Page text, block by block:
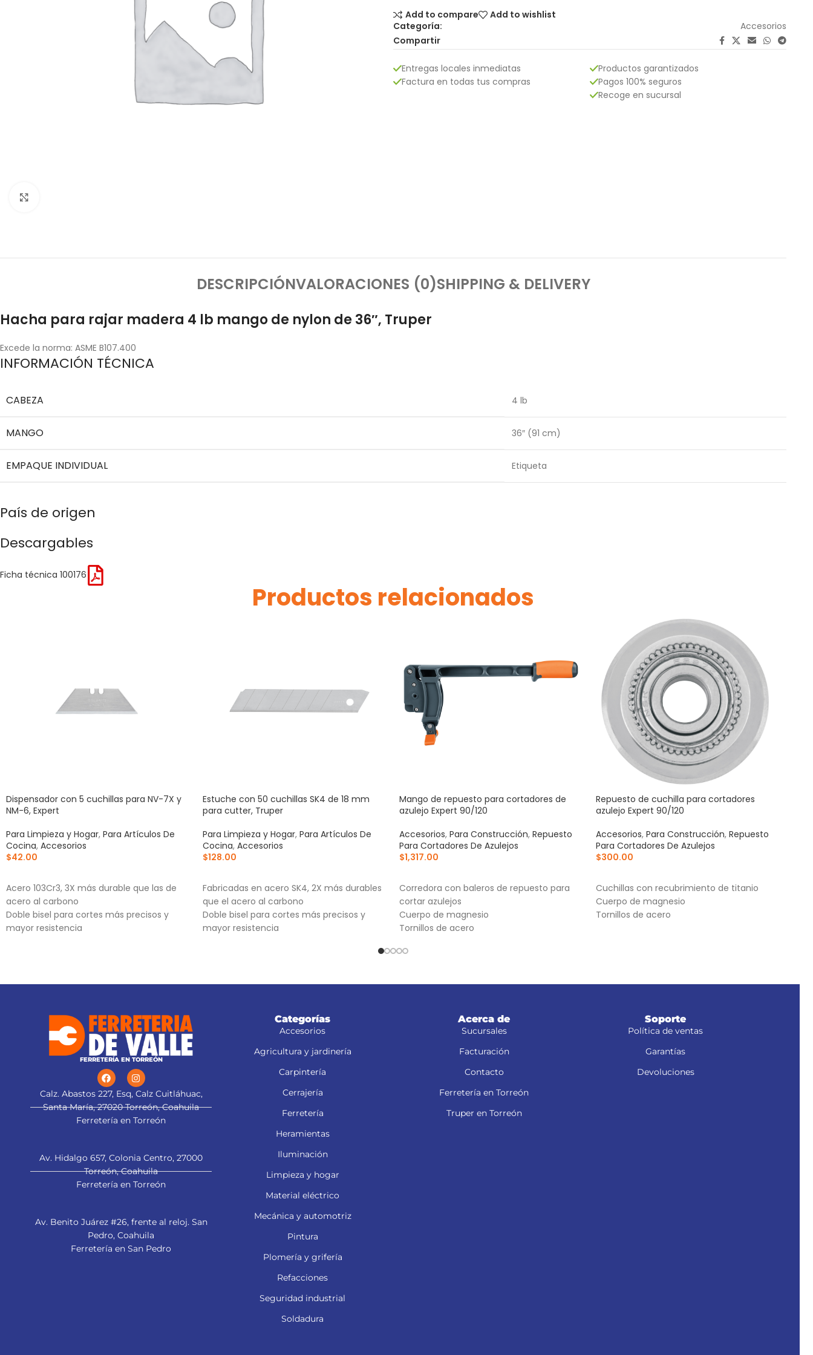
Add to compare
Add to wishlist
Categoría:
Accesorios
Compartir
Entregas locales inmediatas
Factura en todas tus compras
Productos garantizados
Pagos 100% seguros
Recoge en sucursal
DESCRIPCIÓNVALORACIONES (0)SHIPPING & DELIVERY
Hacha para rajar madera 4 lb mango de nylon de 36″, Truper
Excede la norma: ASME B107.400
INFORMACIÓN TÉCNICA
CABEZA 4 lb
MANGO 36″ (91 cm)
EMPAQUE INDIVIDUAL Etiqueta
País de origen
Descargables
Ficha técnica 100176
Productos relacionados
Dispensador con 5 cuchillas para NV-7X y
NM-6, Expert
Para Limpieza y Hogar, Para Artículos De
Cocina, Accesorios
$42.00
Acero 103Cr3, 3X más durable que las de
acero al carbono
Doble bisel para cortes más precisos y
mayor resistencia
Estuche con 50 cuchillas SK4 de 18 mm
para cutter, Truper
Para Limpieza y Hogar, Para Artículos De
Cocina, Accesorios
$128.00
Fabricadas en acero SK4, 2X más durables
que el acero al carbono
Doble bisel para cortes más precisos y
mayor resistencia
Mango de repuesto para cortadores de
azulejo Expert 90/120
Accesorios, Para Construcción, Repuesto
Para Cortadores De Azulejos
$1,317.00
Corredora con baleros de repuesto para
cortar azulejos
Cuerpo de magnesio
Tornillos de acero
Repuesto de cuchilla para cortadores
azulejo Expert 90/120
Accesorios, Para Construcción, Repuesto
Para Cortadores De Azulejos
$300.00
Cuchillas con recubrimiento de titanio
Cuerpo de magnesio
Tornillos de acero
FERRETERÍA EN TORREÓN
Calz. Abastos 227, Esq, Calz Cuitláhuac,
Santa María, 27020 Torreón, Coahuila
Ferretería en Torreón
Av. Hidalgo 657, Colonia Centro, 27000
Torreón, Coahuila
Ferretería en Torreón
Av. Benito Juárez #26, frente al reloj. San
Pedro, Coahuila
Ferretería en San Pedro
Categorías
Accesorios
Agricultura y jardinería
Carpintería
Cerrajería
Ferretería
Heramientas
Iluminación
Limpieza y hogar
Material eléctrico
Mecánica y automotriz
Pintura
Plomería y grifería
Refacciones
Seguridad industrial
Soldadura
Acerca de
Sucursales
Facturación
Contacto
Ferretería en Torreón
Truper en Torreón
Soporte
Política de ventas
Garantías
Devoluciones